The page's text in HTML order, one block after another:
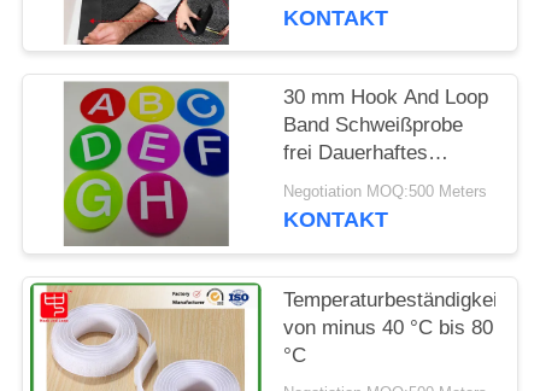
für gewerbliche
KONTAKT
30 mm Hook And Loop
Band Schweißprobe
frei Dauerhaftes
starkes Festband
geeignet für
Negotiation MOQ:500 Meters
KONTAKT
Temperaturbeständigkeit
von minus 40 °C bis 80
°C